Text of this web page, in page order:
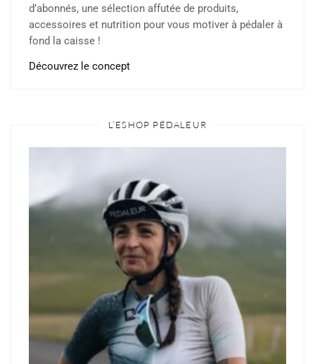
d’abonnés, une sélection affutée de produits,
accessoires et nutrition pour vous motiver à pédaler à
fond la caisse !
Découvrez le concept
L’ESHOP PÉDALEUR